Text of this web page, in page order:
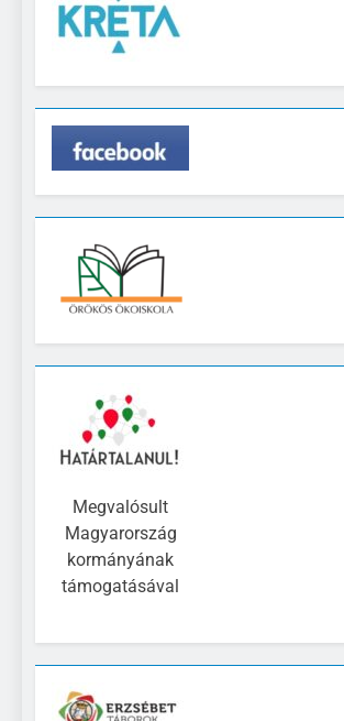
Megvalósult
Magyarország
kormányának
támogatásával